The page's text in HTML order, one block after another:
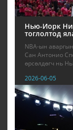
Нью-Иорк
тоглолтод
NBA-ын
Сан Антонио
өрсөлдөгч нь
2026-06-05